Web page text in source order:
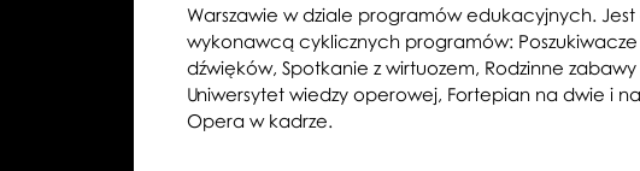
Warszawie w dziale programów edukacyjnych.
wykonawcą cyklicznych programów:
dźwięków, Spotkanie z wirtuozem, Rodzinne zabawy
Uniwersytet wiedzy operowej, Fortepian na dwie i
Opera w kadrze.